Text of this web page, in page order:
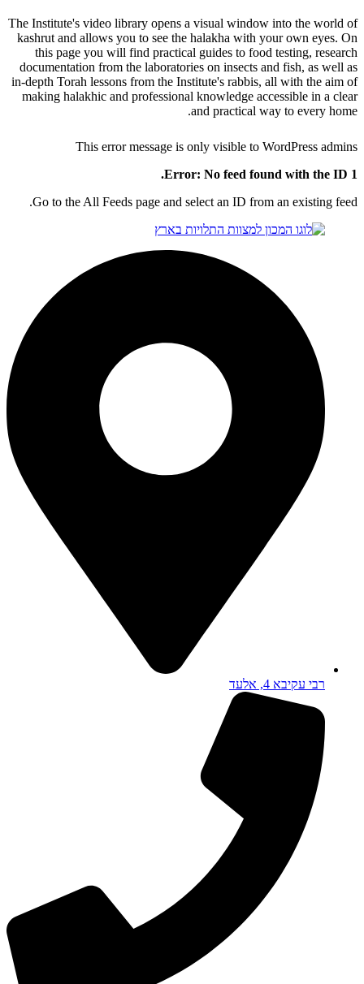
The Institute's video library opens a visual window into the world of
kashrut and allows you to see the halakha with your own eyes. On
this page you will find practical guides to food testing, research
documentation from the laboratories on insects and fish, as well as
in-depth Torah lessons from the Institute's rabbis, all with the aim of
making halakhic and professional knowledge accessible in a clear
and practical way to every home.
This error message is only visible to WordPress admins
Error: No feed found with the ID 1.
Go to the All Feeds page and select an ID from an existing feed.
רבי עקיבא 4, אלעד